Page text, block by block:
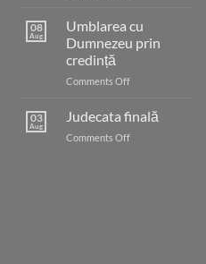
08
Aug
Umblarea cu
Dumnezeu prin
credință
Comments Offon
cu
03
Aug
Judecata finală
Comments Offon